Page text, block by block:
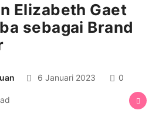
Elizabeth Gaet
sebagai Brand
6 Januari 2023 0